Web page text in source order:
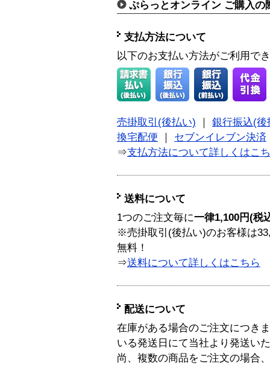
ぷらっとオンライン ご購入の
支払方法について
以下のお支払い方法がご利用で
売掛取引(後払い)
銀行振込(後
換宅配便
セブンイレブン決済
⇒支払方法について詳しくはこ
送料について
1つのご注文毎に一律1,100円(税
※売掛取引(後払い)のお客様は
無料！
⇒送料について詳しくはこちら
配送について
在庫がある場合のご注文につき
いる発送日にて当社より発送い
尚、複数の商品をご注文の場合